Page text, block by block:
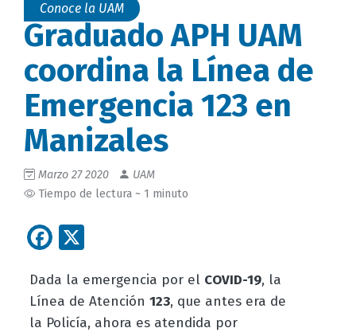
Conoce la UAM
Graduado APH UAM
coordina la Línea de
Emergencia 123 en
Manizales
Marzo 27 2020
UAM
Tiempo de lectura ~ 1 minuto
Facebook
Dada la emergencia por el COVID-19, la
Línea de Atención 123, que antes era de
la Policía, ahora es atendida por